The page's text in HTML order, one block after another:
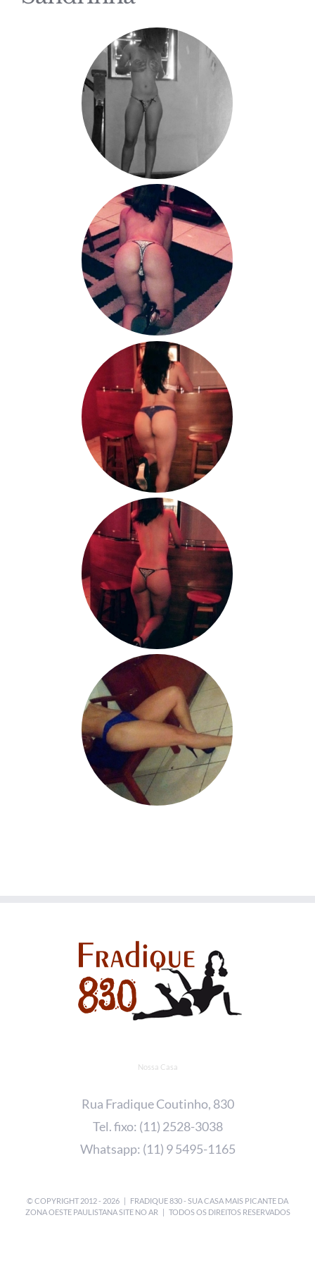
Nossa Casa
Rua Fradique Coutinho, 830
Tel. fixo: (11) 2528-3038
Whatsapp: (11) 9 5495-1165
© COPYRIGHT 2012 - 2026 | FRADIQUE 830 - SUA CASA MAIS PICANTE DA
ZONA OESTE PAULISTANASITE NO AR | TODOS OS DIREITOS RESERVADOS